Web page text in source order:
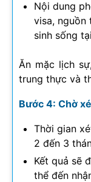
Nội dung
visa, nguồn
sinh sống
Ăn mặc lịch
trung thực và
Bước 4: Chờ
Thời gian
2 đến 3
Kết quả sẽ
thể đến